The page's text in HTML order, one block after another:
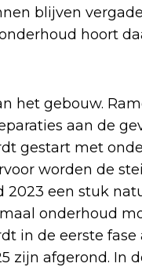
blijven
hoort
het gebouw.
aan de
gestart met
worden de
een stuk
onderhoud
in de eerste
afgerond. In